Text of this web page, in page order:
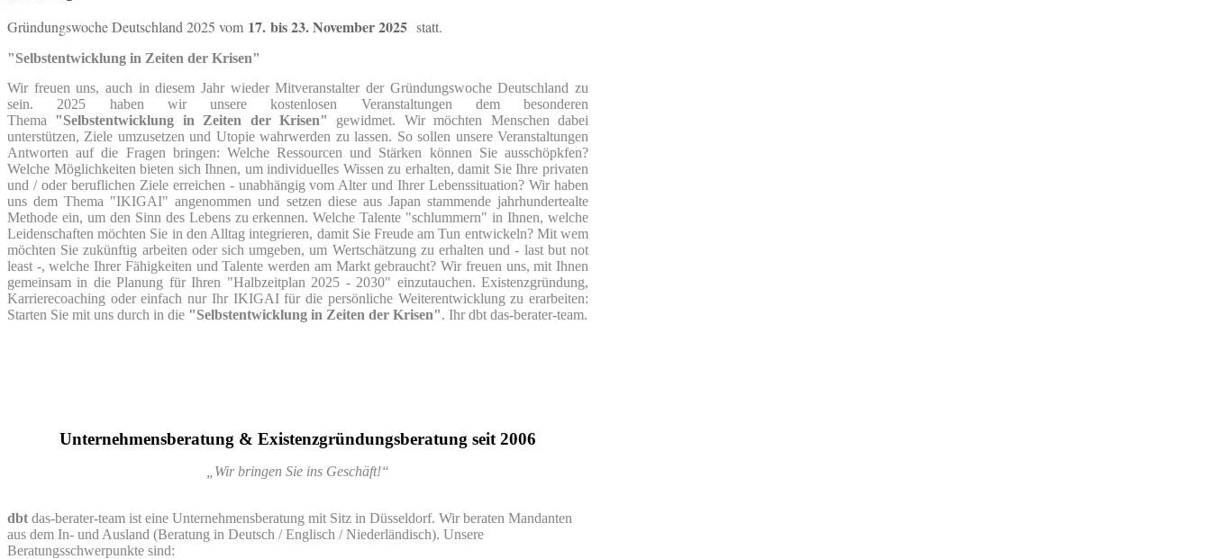
Gründungswoche Deutschland 2025 vom 17. bis 23. November 2025 statt.
"Selbstentwicklung in Zeiten der Krisen"
Wir freuen uns, auch in diesem Jahr wieder Mitveranstalter der Gründungswoche Deutschland zu
sein. 2025 haben wir unsere kostenlosen Veranstaltungen dem besonderen
Thema "Selbstentwicklung in Zeiten der Krisen"
gewidmet. Wir möchten Menschen dabei
unterstützen, Ziele umzusetzen und Utopie wahrwerden zu lassen. So sollen unsere Veranstaltungen
Antworten auf die Fragen bringen: Welche Ressourcen und Stärken können Sie ausschöpkfen?
Welche Möglichkeiten bieten sich Ihnen, um individuelles Wissen zu erhalten, damit Sie Ihre privaten
und / oder beruflichen Ziele erreichen - unabhängig vom Alter und Ihrer Lebenssituation? Wir haben
uns dem Thema "IKIGAI" angenommen und setzen diese aus Japan stammende jahrhundertealte
Methode ein, um den Sinn des Lebens zu erkennen. Welche Talente "schlummern" in Ihnen, welche
Leidenschaften möchten Sie in den Alltag integrieren, damit Sie Freude am Tun entwickeln? Mit wem
möchten Sie zukünftig arbeiten oder sich umgeben, um Wertschätzung zu erhalten und - last but not
least -, welche Ihrer Fähigkeiten und Talente werden am Markt gebraucht? Wir freuen uns, mit Ihnen
gemeinsam in die Planung für Ihren "Halbzeitplan 2025 - 2030" einzutauchen. Existenzgründung,
Karrierecoaching oder einfach nur Ihr IKIGAI für die persönliche Weiterentwicklung zu erarbeiten:
Starten Sie mit uns durch in die "Selbstentwicklung in Zeiten der Krisen". Ihr dbt das-berater-team.
Unternehmensberatung & Existenzgründungsberatung seit 2006
„Wir bringen Sie ins Geschäft!“
dbt das-berater-team ist eine Unternehmensberatung mit Sitz in Düsseldorf. Wir beraten Mandanten
aus dem In- und Ausland (Beratung in Deutsch / Englisch / Niederländisch). Unsere
Beratungsschwerpunkte sind: